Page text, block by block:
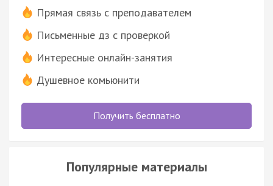
Прямая связь с преподавателем
Письменные дз с проверкой
Интересные онлайн-занятия
Душевное комьюнити
Получить бесплатно
Популярные материалы